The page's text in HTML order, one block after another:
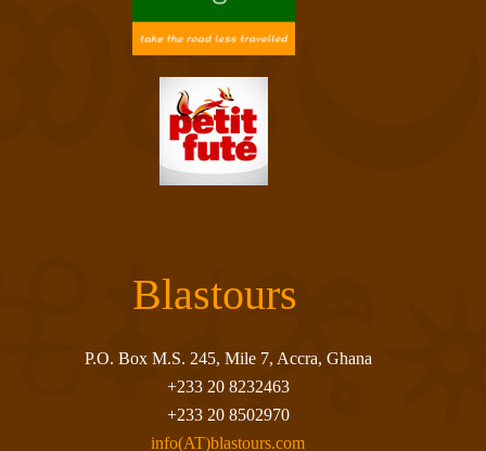
Blastours
P.O. Box M.S. 245, Mile 7, Accra, Ghana
+233 20 8232463
+233 20 8502970
info(AT)blastours.com